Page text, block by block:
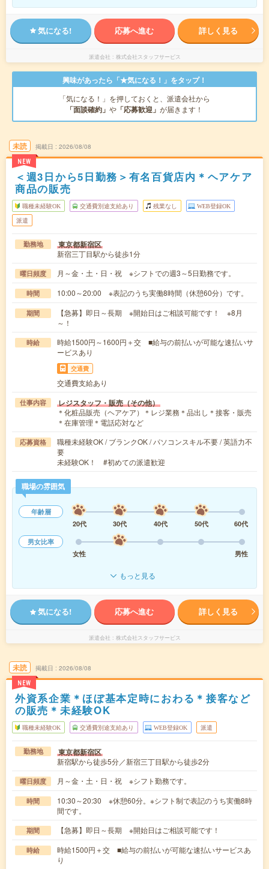
気になる! 応募へ進む 詳しく見る
派遣会社 株式会社スタッフサービス
興味があったら「★気になる！」をタップ！
「気になる！」を押しておくと、派遣会社から
「面談確約」 や 「応募歓迎」 が届きます！
未読
NEW
掲載日 2026/08/08
＜週3日から5日勤務＞有名百貨店内＊ヘアケア
商品の販売
職種未経験OK 交通費別途支給あり 残業なし WEB登録OK
派遣
勤務地 東京都新宿区
新宿三丁目駅から徒歩1分
曜日頻度 月～金・土・日・祝 ※シフトでの週3～5日勤務です。
時間 10:00～20:00 ※表記のうち実働8時間（休憩60分）です。
期間
【急募】即日～長期 ※開始日はご相談可能です！ ※8月
～！
時給
時給1500円～1600円＋交 ■給与の前払いが可能な速払いサ
ービスあり
交通費
交通費支給あり
仕事内容 レジスタッフ・販売（その他）
＊化粧品販売（ヘアケア）＊レジ業務＊品出し＊接客・販売
＊在庫管理＊電話応対など
応募資格
職種未経験OK / ブランクOK / パソコンスキル不要 / 英語力不
要
未経験OK！ #初めての派遣歓迎
職場の雰囲気
年齢層
20代
30代 40代 50代
60代
男女比率
女性
男性
もっと見る
気になる! 応募へ進む 詳しく見る
派遣会社 株式会社スタッフサービス
未読
NEW
掲載日 2026/08/08
外資系企業＊ほぼ基本定時におわる＊接客など
の販売＊未経験OK
職種未経験OK 交通費別途支給あり WEB登録OK 派遣
勤務地 東京都新宿区
新宿駅から徒歩5分／新宿三丁目駅から徒歩2分
曜日頻度 月～金・土・日・祝 ※シフト勤務です。
時間
10:30～20:30 ※休憩60分。※シフト制で表記のうち実働8時
間です。
期間 【急募】即日～長期 ※開始日はご相談可能です！
時給
時給1500円＋交 ■給与の前払いが可能な速払いサービスあ
り